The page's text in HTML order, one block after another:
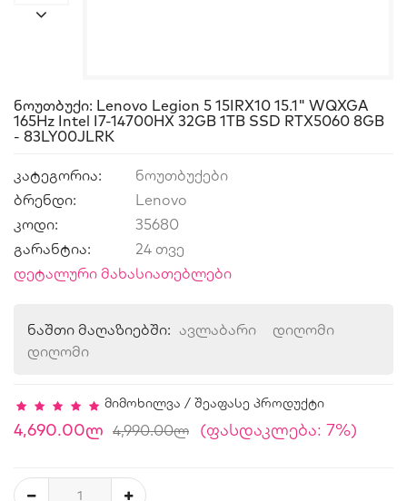
Ნოუთბუქი: Lenovo Legion 5 15IRX10 15.1" WQXGA
165Hz Intel I7-14700HX 32GB 1TB SSD RTX5060 8GB
- 83LY00JLRK
კატეგორია:
ნოუთბუქები
ბრენდი:
Lenovo
კოდი:
35680
გარანტია:
24 თვე
დეტალური მახასიათებლები
ნაშთი მაღაზიებში: ავლაბარი
დიღომი
დიღომი
მიმოხილვა / შეაფასე პროდუქტი
4,690.00ლ 4,990.00ლ (ფასდაკლება: 7%)